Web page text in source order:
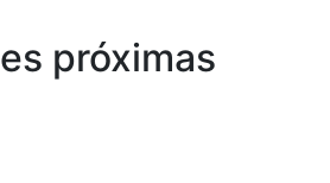
próximas